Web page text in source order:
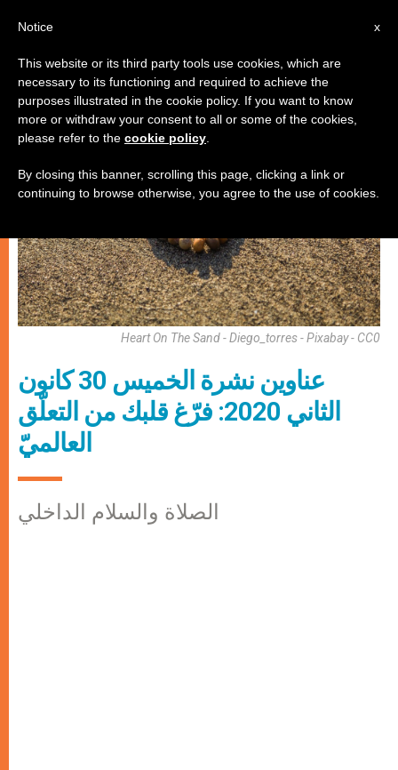
إيكولوجيا شاملة
Heart On The Sand - Diego_torres - Pixabay - CC0
عناوين نشرة الخميس 30 كانون
الثاني 2020: فرّغ قلبك من التعلّق
العالميّ
الصلاة والسلام الداخلي
x
Notice
This website or its third party tools use cookies, which are
necessary to its functioning and required to achieve the
purposes illustrated in the cookie policy. If you want to know
more or withdraw your consent to all or some of the cookies,
please refer to the cookie policy
By closing this banner, scrolling this page, clicking a link or
continuing to browse otherwise, you agree to the use of cookies.